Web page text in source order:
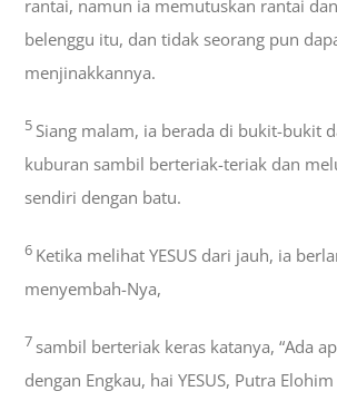
rantai, namun ia memutuskan rantai
belenggu itu, dan tidak seorang pun
menjinakkannya.
5 Siang malam, ia berada di bukit-bukit
kuburan sambil berteriak-teriak dan
sendiri dengan batu.
6 Ketika melihat YESUS dari jauh, ia
menyembah-Nya,
7 sambil berteriak keras katanya, “Ada
dengan Engkau, hai YESUS, Putra